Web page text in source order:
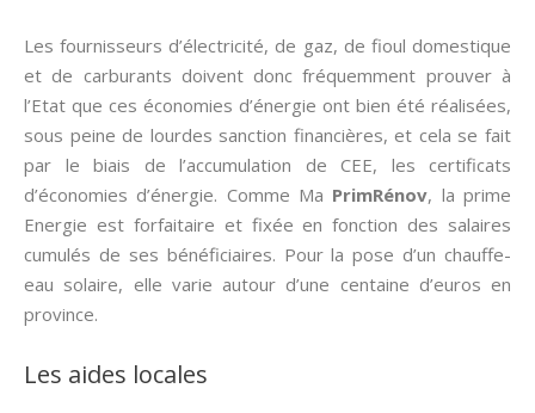
Les fournisseurs d’électricité, de gaz, de fioul domestique
et de carburants doivent donc fréquemment prouver à
l’Etat que ces économies d’énergie ont bien été réalisées,
sous peine de lourdes sanction financières, et cela se fait
par le biais de l’accumulation de CEE, les certificats
d’économies d’énergie. Comme Ma PrimRénov, la prime
Energie est forfaitaire et fixée en fonction des salaires
cumulés de ses bénéficiaires. Pour la pose d’un chauffe-
eau solaire, elle varie autour d’une centaine d’euros en
province.
Les aides locales